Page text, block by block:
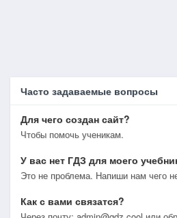
Часто задаваемые вопросы
Для чего создан сайт?
Чтобы помочь ученикам.
У вас нет ГДЗ для моего
Это не проблема. Напиши нам чего
Как с вами связатся?